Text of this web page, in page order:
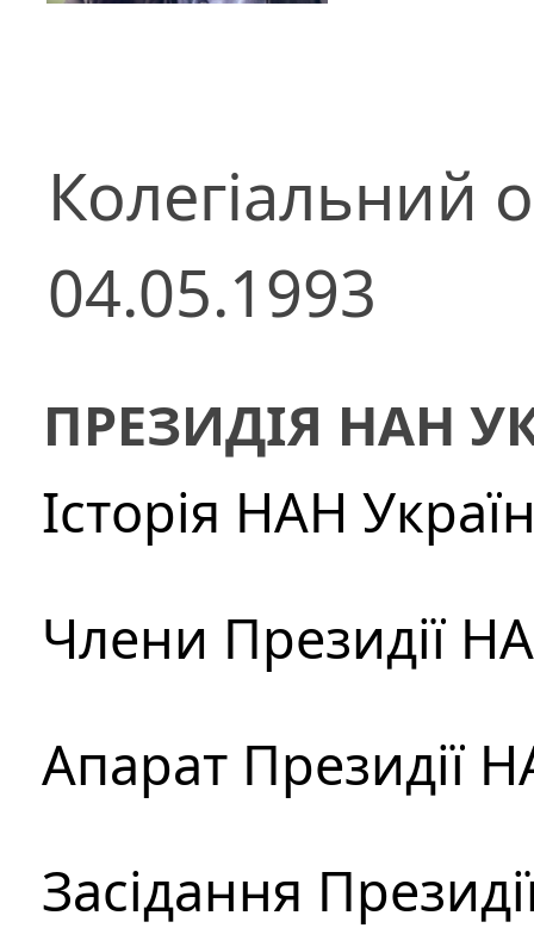
Колегіальний
04.05.1993
ПРЕЗИДІЯ НАН
Історія НАН
Члени Президії
Апарат Президії
Засідання